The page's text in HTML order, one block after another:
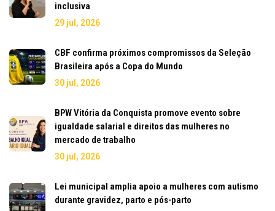
inclusiva
29 jul, 2026
CBF confirma próximos compromissos da Seleção
Brasileira após a Copa do Mundo
30 jul, 2026
BPW Vitória da Conquista promove evento sobre
igualdade salarial e direitos das mulheres no
mercado de trabalho
30 jul, 2026
Lei municipal amplia apoio a mulheres com autismo
durante gravidez, parto e pós-parto